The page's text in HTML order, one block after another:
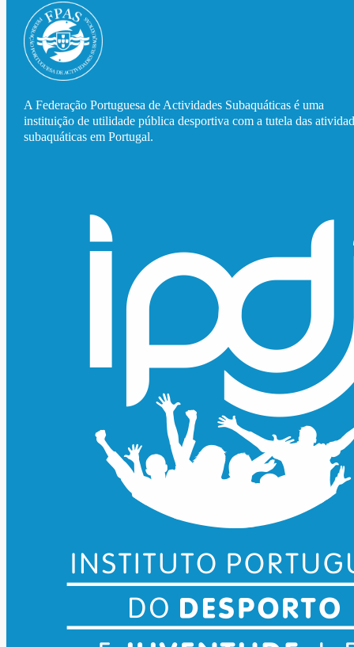
A Federação Portuguesa de Actividades Subaquáticas é uma
instituição de utilidade pública desportiva com a tutela das
subaquáticas em Portugal.